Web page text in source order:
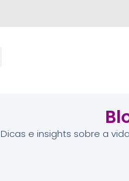
Dicas e insights sobre a